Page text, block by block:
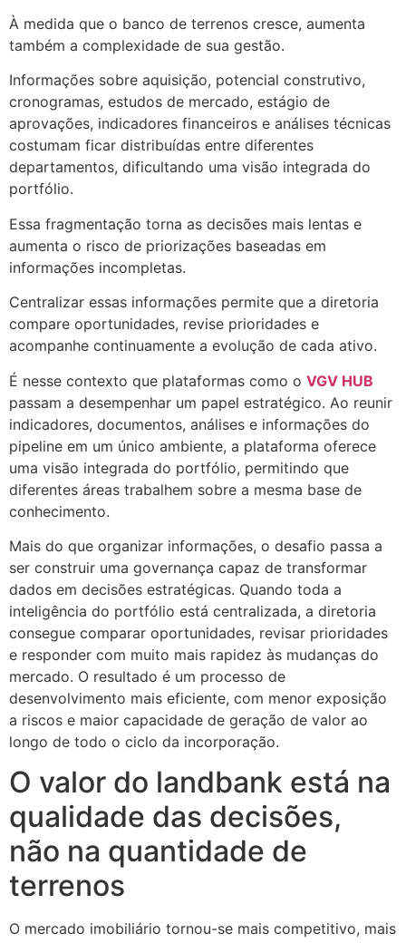
À medida que o banco de terrenos cresce, aumenta
também a complexidade de sua gestão.
Informações sobre aquisição, potencial construtivo,
cronogramas, estudos de mercado, estágio de
aprovações, indicadores financeiros e análises técnicas
costumam ficar distribuídas entre diferentes
departamentos, dificultando uma visão integrada do
portfólio.
Essa fragmentação torna as decisões mais lentas e
aumenta o risco de priorizações baseadas em
informações incompletas.
Centralizar essas informações permite que a diretoria
compare oportunidades, revise prioridades e
acompanhe continuamente a evolução de cada ativo.
É nesse contexto que plataformas como o VGV HUB
passam a desempenhar um papel estratégico. Ao reunir
indicadores, documentos, análises e informações do
pipeline em um único ambiente, a plataforma oferece
uma visão integrada do portfólio, permitindo que
diferentes áreas trabalhem sobre a mesma base de
conhecimento.
Mais do que organizar informações, o desafio passa a
ser construir uma governança capaz de transformar
dados em decisões estratégicas. Quando toda a
inteligência do portfólio está centralizada, a diretoria
consegue comparar oportunidades, revisar prioridades
e responder com muito mais rapidez às mudanças do
mercado. O resultado é um processo de
desenvolvimento mais eficiente, com menor exposição
a riscos e maior capacidade de geração de valor ao
longo de todo o ciclo da incorporação.
O valor do landbank está na
qualidade das decisões,
não na quantidade de
terrenos
O mercado imobiliário tornou-se mais competitivo, mais